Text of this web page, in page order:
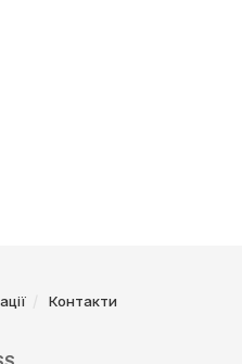
Контакти